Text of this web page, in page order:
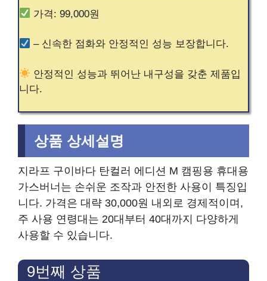
가격: 99,000원
– 신속한 점화와 안정적인 성능 보장합니다.
안정적인 성능과 뛰어난 내구성을 갖춘 제품입
니다.
상품 상세설명
지라프 구이바다 탄컬러 에디션 M 캠핑용 휴대용
가스버너는 손쉬운 조작과 안전한 사용이 특징입
니다. 가격은 대략 30,000원 내외로 경제적이며,
주 사용 연령대는 20대부터 40대까지 다양하게
사용할 수 있습니다.
9번째 상품